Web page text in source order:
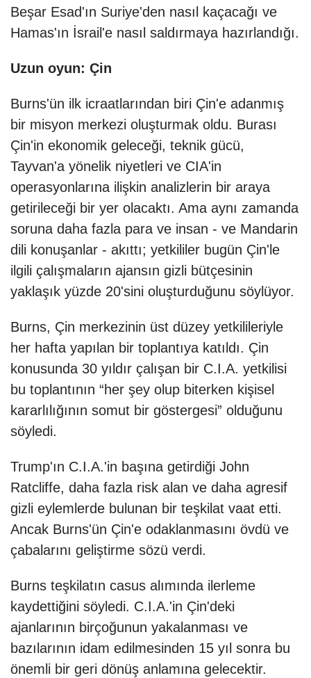
Beşar Esad'ın Suriye'den nasıl kaçacağı ve
Hamas'ın İsrail'e nasıl saldırmaya hazırlandığı.
Uzun oyun: Çin
Burns'ün ilk icraatlarından biri Çin'e adanmış
bir misyon merkezi oluşturmak oldu. Burası
Çin'in ekonomik geleceği, teknik gücü,
Tayvan'a yönelik niyetleri ve CIA'in
operasyonlarına ilişkin analizlerin bir araya
getirileceği bir yer olacaktı. Ama aynı zamanda
soruna daha fazla para ve insan - ve Mandarin
dili konuşanlar - akıttı; yetkililer bugün Çin'le
ilgili çalışmaların ajansın gizli bütçesinin
yaklaşık yüzde 20'sini oluşturduğunu söylüyor.
Burns, Çin merkezinin üst düzey yetkilileriyle
her hafta yapılan bir toplantıya katıldı. Çin
konusunda 30 yıldır çalışan bir C.I.A. yetkilisi
bu toplantının “her şey olup biterken kişisel
kararlılığının somut bir göstergesi” olduğunu
söyledi.
Trump'ın C.I.A.'in başına getirdiği John
Ratcliffe, daha fazla risk alan ve daha agresif
gizli eylemlerde bulunan bir teşkilat vaat etti.
Ancak Burns'ün Çin'e odaklanmasını övdü ve
çabalarını geliştirme sözü verdi.
Burns teşkilatın casus alımında ilerleme
kaydettiğini söyledi. C.I.A.'in Çin'deki
ajanlarının birçoğunun yakalanması ve
bazılarının idam edilmesinden 15 yıl sonra bu
önemli bir geri dönüş anlamına gelecektir.